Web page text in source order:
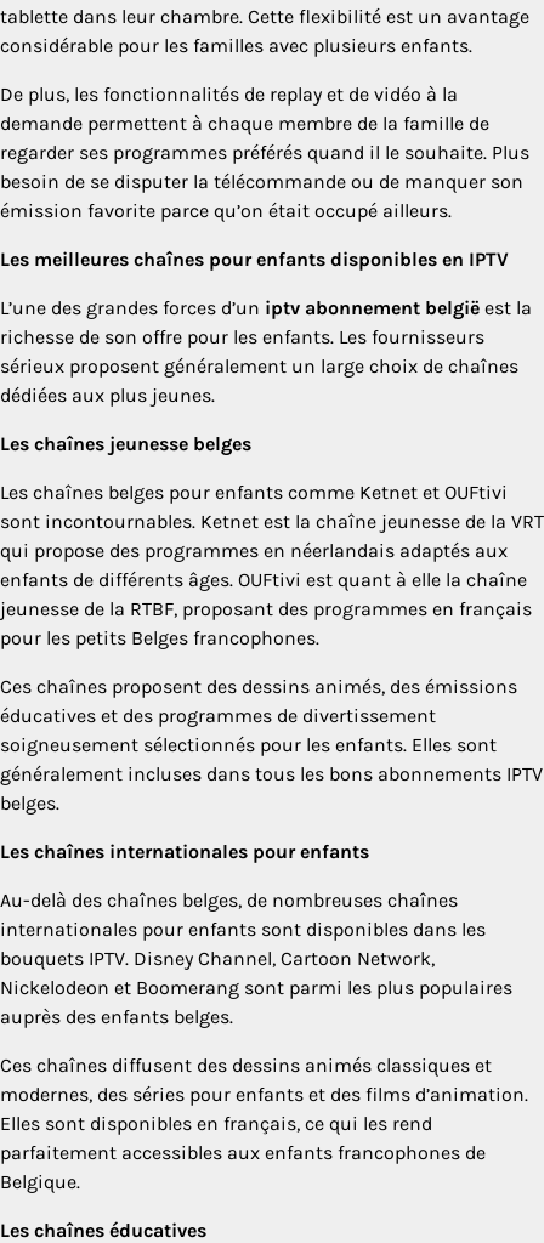
tablette dans leur chambre. Cette flexibilité est un avantage
considérable pour les familles avec plusieurs enfants.
De plus, les fonctionnalités de replay et de vidéo à la
demande permettent à chaque membre de la famille de
regarder ses programmes préférés quand il le souhaite. Plus
besoin de se disputer la télécommande ou de manquer son
émission favorite parce qu’on était occupé ailleurs.
Les meilleures chaînes pour enfants disponibles en IPTV
L’une des grandes forces d’un iptv abonnement belgië est la
richesse de son offre pour les enfants. Les fournisseurs
sérieux proposent généralement un large choix de chaînes
dédiées aux plus jeunes.
Les chaînes jeunesse belges
Les chaînes belges pour enfants comme Ketnet et OUFtivi
sont incontournables. Ketnet est la chaîne jeunesse de la VRT
qui propose des programmes en néerlandais adaptés aux
enfants de différents âges. OUFtivi est quant à elle la chaîne
jeunesse de la RTBF, proposant des programmes en français
pour les petits Belges francophones.
Ces chaînes proposent des dessins animés, des émissions
éducatives et des programmes de divertissement
soigneusement sélectionnés pour les enfants. Elles sont
généralement incluses dans tous les bons abonnements IPTV
belges.
Les chaînes internationales pour enfants
Au-delà des chaînes belges, de nombreuses chaînes
internationales pour enfants sont disponibles dans les
bouquets IPTV. Disney Channel, Cartoon Network,
Nickelodeon et Boomerang sont parmi les plus populaires
auprès des enfants belges.
Ces chaînes diffusent des dessins animés classiques et
modernes, des séries pour enfants et des films d’animation.
Elles sont disponibles en français, ce qui les rend
parfaitement accessibles aux enfants francophones de
Belgique.
Les chaînes éducatives